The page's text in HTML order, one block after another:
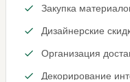
Закупка
Дизайнерские
Организация
Декорирование